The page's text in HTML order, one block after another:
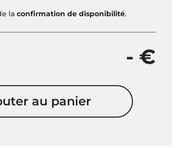
laconfirmation de disponibilité.
- €
au panier